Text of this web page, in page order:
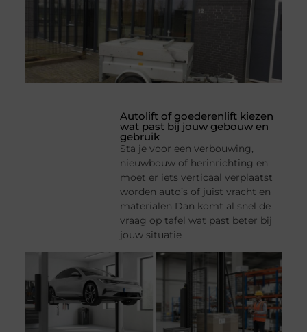
Autolift of goederenlift kiezen
wat past bij jouw gebouw en
gebruik
Sta je voor een verbouwing,
nieuwbouw of herinrichting en
moet er iets verticaal verplaatst
worden auto’s of juist vracht en
materialen Dan komt al snel de
vraag op tafel wat past beter bij
jouw situatie